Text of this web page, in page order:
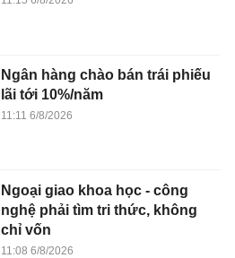
Ngân hàng chào bán trái phiếu
lãi tới 10%/năm
11:11 6/8/2026
Ngoại giao khoa học - công
nghệ phải tìm tri thức, không
chỉ vốn
11:08 6/8/2026